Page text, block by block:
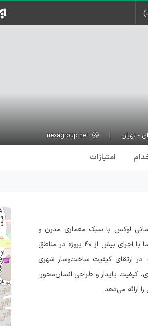
- تهران
امتیازات
لوکس با سبک معماری مدرن و
متمایز در تهران است. از سال ۱۳۸۷ تاکنون، نکسا با اجرای بیش از ۴۰ پروژه در مناطق
در ارتقای کیفیت ساخت‌وساز شهری
کیفیت پایدار و طراحی انسان‌محور،
ارائه می‌دهد.